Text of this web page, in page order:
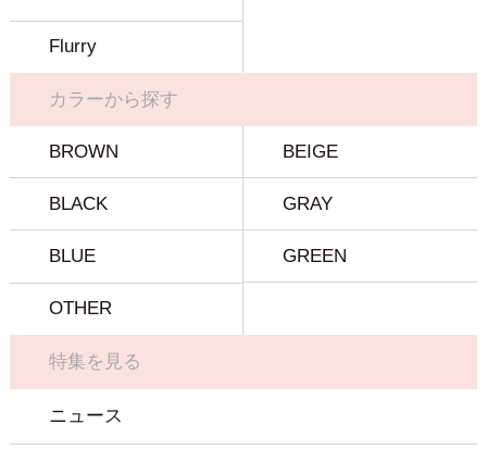
Flurry
カラーから探す
BROWN BEIGE
BLACK GRAY
BLUE GREEN
OTHER
特集を見る
ニュース